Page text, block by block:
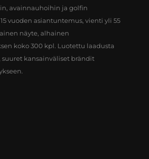
avainnauhoihin ja golfin
vuoden asiantuntemus, vienti yli 55
näyte, alhainen
koko 300 kpl. Luotettu laadusta
suuret kansainväliset brändit